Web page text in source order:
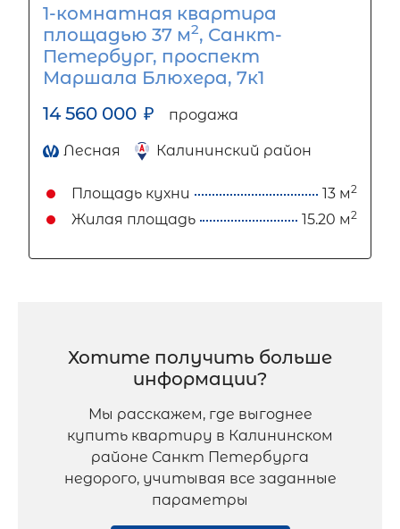
1-комнатная квартира
площадью 37 м2, Санкт-
Петербург, проспект
Маршала Блюхера, 7к1
14 560 000 ₽ продажа
Лесная Калининский район
Площадь кухни 13 м2
Жилая площадь 15.20 м2
Хотите получить больше
информации?
Мы расскажем, где выгоднее
купить квартиру в Калининском
районе Санкт Петербурга
недорого, учитывая все заданные
параметры